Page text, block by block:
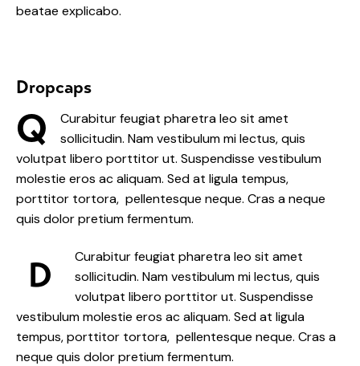
beatae explicabo.
Dropcaps
Q
Curabitur feugiat pharetra leo sit amet
sollicitudin. Nam vestibulum mi lectus, quis
volutpat libero porttitor ut. Suspendisse vestibulum
molestie eros ac aliquam. Sed at ligula tempus,
porttitor tortora, pellentesque neque. Cras a neque
quis dolor pretium fermentum.
D
Curabitur feugiat pharetra leo sit amet
sollicitudin. Nam vestibulum mi lectus, quis
volutpat libero porttitor ut. Suspendisse
vestibulum molestie eros ac aliquam. Sed at ligula
tempus, porttitor tortora, pellentesque neque. Cras a
neque quis dolor pretium fermentum.